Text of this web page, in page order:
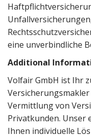
eine unverbindliche
Additional
Volfair GmbH ist Ihr
Vermittlung von
Privatkunden. Unser
Ihnen individuelle